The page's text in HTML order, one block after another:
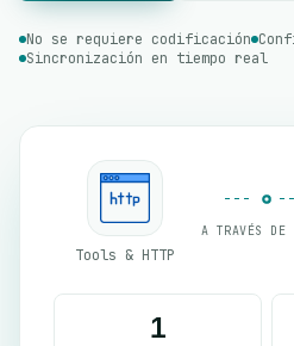
No se requiere codificación
Sincronización en tiempo real
Tools & HTTP
A TRAVÉS DE
1